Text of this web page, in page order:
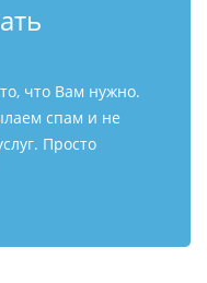
что Вам нужно.
спам и не
Просто